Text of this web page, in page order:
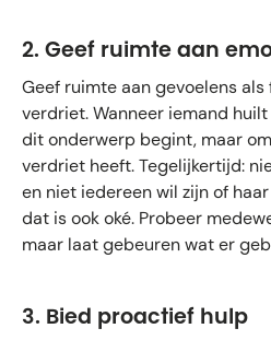
2. Geef ruimte aan
Geef ruimte aan gevoelens
verdriet. Wanneer iemand
dit onderwerp begint, maar
verdriet heeft. Tegelijkertijd:
en niet iedereen wil zijn of
dat is ook oké. Probeer
maar laat gebeuren wat er
3. Bied proactief hulp